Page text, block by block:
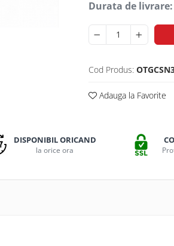
Durata de livrare:
Cod Produs:
Adauga la Favorite
DISPONIBIL ORICAND
la orice ora